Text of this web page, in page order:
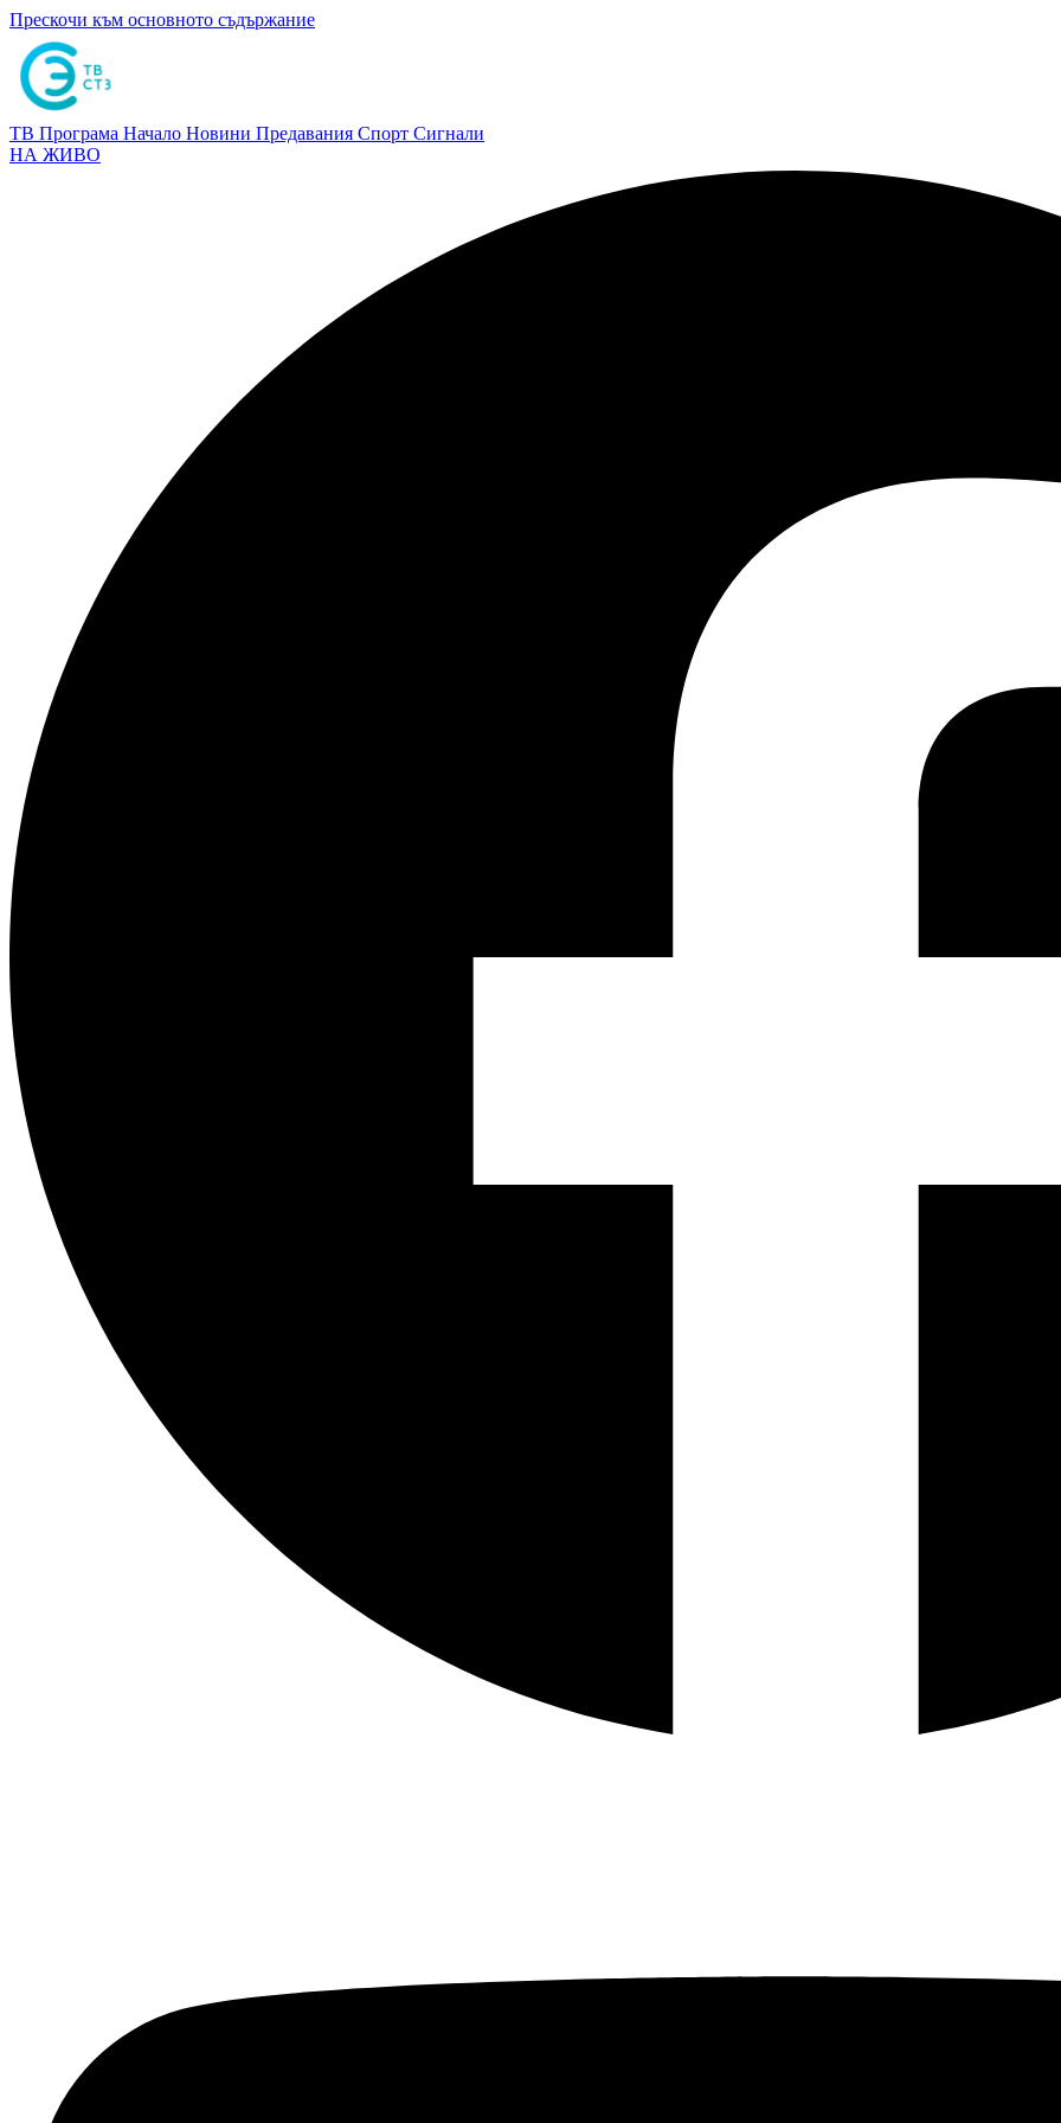
Прескочи към основното съдържание
ТВ Програма Начало Новини Предавания Спорт Сигнали
НА ЖИВО